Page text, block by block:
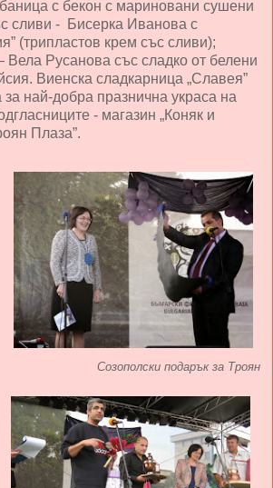
с бекон с мариновани сушени
сливи - Бисерка Иванова с
(трипластов крем със сливи);
Вела Русанова със сладко от белени
Виенска сладкарница „Славея”
за най-добра празнична украса на
- магазин „Коняк и
Плаза”.
Созополски подарък за Троян